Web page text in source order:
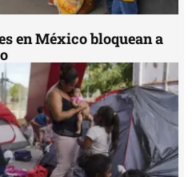
en México bloquean a